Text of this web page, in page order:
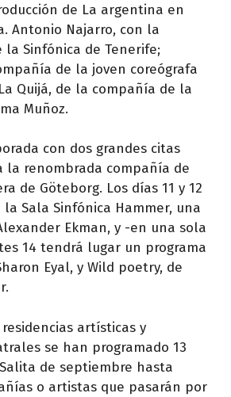
de La argentina en
Antonio Najarro, con la
Sinfónica de Tenerife;
de la joven coreógrafa
Quijá, de la compañía de la
Muñoz.
con dos grandes citas
la renombrada compañía de
de Göteborg. Los días 11 y 12
Sala Sinfónica Hammer, una
Ekman, y -en una sola
14 tendrá lugar un programa
Eyal, y Wild poetry, de
artísticas y
se han programado 13
de septiembre hasta
o artistas que pasarán por